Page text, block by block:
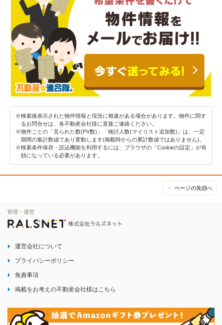
※検索後表示された物件情報と現況に相違がある場合があります。物件に関す
るお問合せは、各不動産会社様に直接ご連絡ください。
※物件ごとの「見られた数(PV数)」「検討人数(マイリスト追加数)」は、一定
期間の集計数値であり変動します(掲載時からの累計数値ではありません)。
※検索条件保存・読込機能を利用するには、ブラウザの「Cookieの設定」が有
効になっている必要があります。
ページの先頭へ
運営会社について
プライバシーポリシー
免責事項
掲載をお考えの不動産会社様はこちら